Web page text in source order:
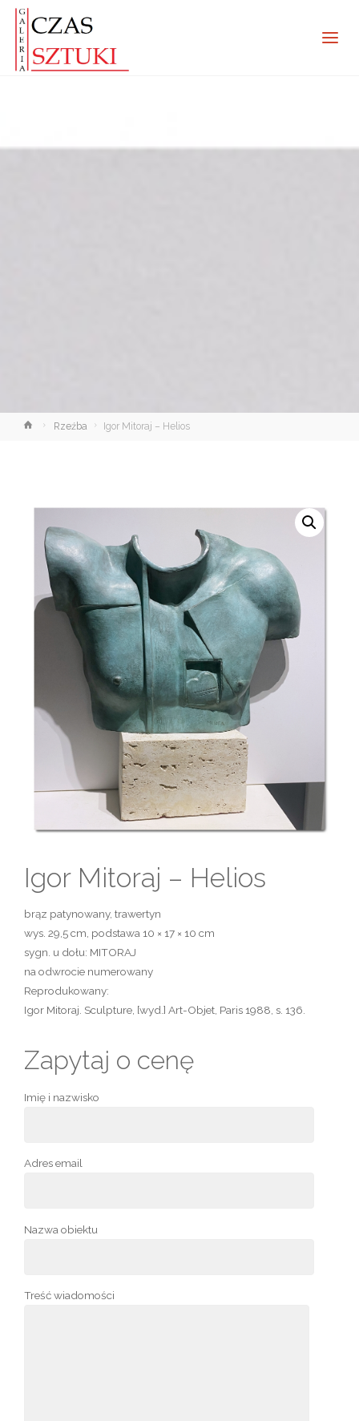
StronaRzeźba Igor Mitoraj – Helios
Igor Mitoraj – Helios
brąz patynowany, trawertyn
wys. 29,5 cm, podstawa 10 × 17 × 10 cm
sygn. u dołu: MITORAJ
na odwrocie numerowany
Reprodukowany:
Igor Mitoraj. Sculpture, [wyd.] Art-Objet, Paris 1988, s. 136.
Zapytaj o cenę
Imię i nazwisko
Adres email
Nazwa obiektu
Treść wiadomości